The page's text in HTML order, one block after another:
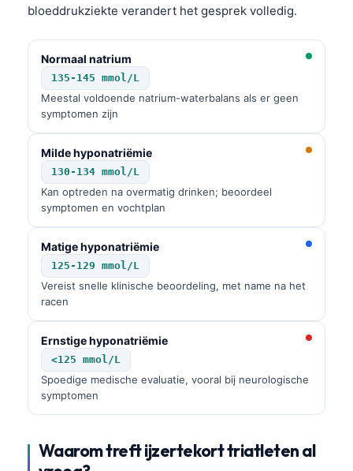
bloeddrukziekte verandert het gesprek volledig.
Normaal natrium
135-145 mmol/L
Meestal voldoende natrium-waterbalans als er geen
symptomen zijn
Milde hyponatriëmie
130-134 mmol/L
Kan optreden na overmatig drinken; beoordeel
symptomen en vochtplan
Matige hyponatriëmie
125-129 mmol/L
Vereist snelle klinische beoordeling, met name na het
racen
Ernstige hyponatriëmie
<125 mmol/L
Spoedige medische evaluatie, vooral bij neurologische
symptomen
Waarom treft ijzertekort triatleten al